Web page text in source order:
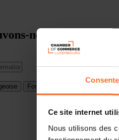
Ce site internet
Nous utilisons des
nous vous aider?
Formations